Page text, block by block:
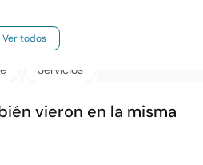
Servicios
Ver todos
vieron en la misma